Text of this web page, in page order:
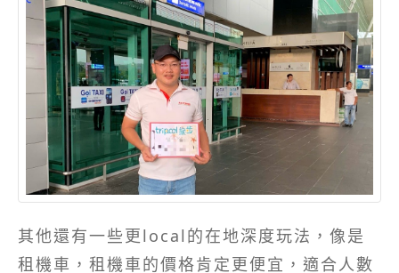
其他還有一些更local的在地深度玩法，像是
租機車，租機車的價格肯定更便宜，適合人數